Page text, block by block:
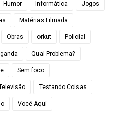
Humor Informática Jogos
Matérias Filmada
Obras orkut Policial
Qual Problema?
Sem foco
Testando Coisas
Você Aqui